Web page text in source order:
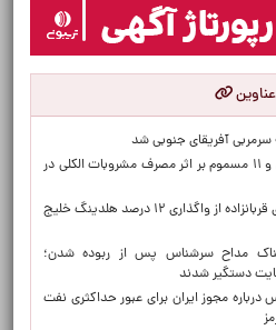
سرمربی آفریقای جنوبی شد
یک فوتی و ۱۱ مسموم بر اثر مصرف مشروبات الکلی در
ناگفته‌های قربانزاده از واگذاری ۱۲ درصد هلدینگ خلیج
مداح سرشناس پس از ربوده شدن؛
دستگیر شدند
درباره مجوز ایران برای عبور حداکثری نفت